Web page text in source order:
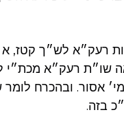
רעק״א לש״ך
שו״ת רעק״א מכת״י
אסור. ובהכרח לומר
בזה.